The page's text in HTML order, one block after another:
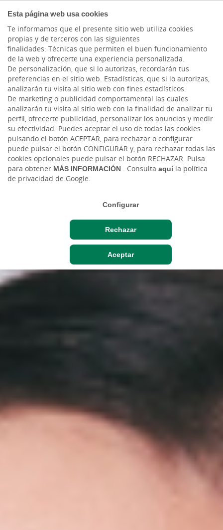
Esta página web usa cookies
Te informamos que el presente sitio web utiliza cookies
propias y de terceros con las siguientes
finalidades: Técnicas que permiten el buen funcionamiento
de la web y ofrecerte una experiencia personalizada.
De personalización, que si lo autorizas, recordarán tus
preferencias en el sitio web. Estadísticas, que si lo autorizas,
analizarán tu visita al sitio web con fines estadísticos.
De marketing o publicidad comportamental las cuales
analizarán tu visita al sitio web con la finalidad de analizar tu
perfil, ofrecerte publicidad, personalizar los anuncios y medir
su efectividad. Puedes aceptar el uso de todas las cookies
pulsando el botón ACEPTAR, para rechazar o configurar
puede pulsar el botón CONFIGURAR y, para rechazar todas las
cookies opcionales puede pulsar el botón RECHAZAR. Pulsa
para obtener MÁS INFORMACIÓN . Consulta aquíla política
de privacidad de Google.
Configurar
Rechazar
Aceptar
Ingreso
Sobresaliente
Escucha el
podcast de
Cajasiete
Préstamo
Renueva tu
Hogar
Mujeres Rurales